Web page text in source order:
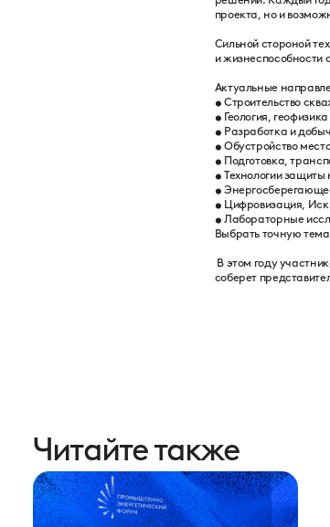
проекта, но и
Сильной стороной
и жизнеспособности
Актуальные
• Строительство
• Геология, геофизика
• Разработка и
• Обустройство
• Подготовка,
• Технологии
•
• Цифровизация,
• Лабораторные
Выбрать точную
В этом году
соберет
Читайте также